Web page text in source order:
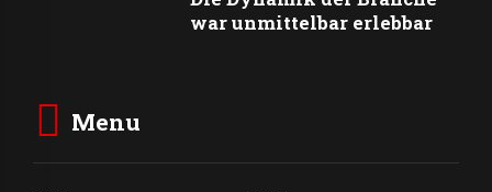
war unmittelbar erlebbar
Menu